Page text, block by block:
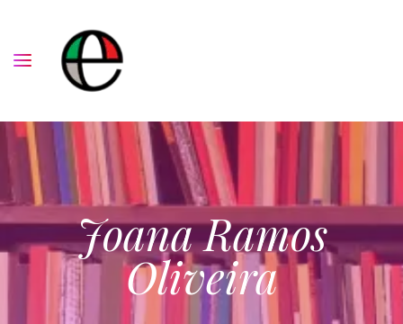
Joana Ramos
Oliveira